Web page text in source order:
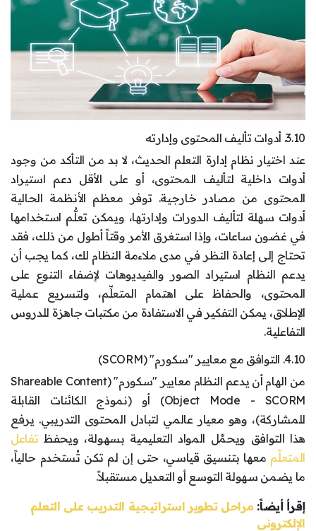
3.10. أدوات تأليف المحتوى وإدارته
عند اختيار نظام إدارة التعلم الحديث، لا بد من التأكد من وجود
أدوات داخلية لتأليف المحتوى، أو على الأقل دعم استيراد
المحتوى من مصادر خارجية. توفر معظم الأنظمة الحالية
أدوات سهلة لتأليف الدورات وإدارتها، ويمكن تعلُّم استخدامها
في غضون ساعات، وإذا استغرق الأمر وقتاً أطول من ذلك، فقد
تحتاج إلى إعادة النظر في مدى ملاءمة النظام لك، كما يجب أن
يدعم النظام استيراد الصور والفيديوهات لإضفاء التنوع على
المحتوى، والحفاظ على اهتمام المتعلِّم، ولتسريع عملية
الإطلاق، يمكن التفكير في الاستفادة من مكتبات جاهزة للدروس
التفاعلية.
4.10. التوافق مع معايير "سكورم" (SCORM)
من الهام أن يدعم النظام معايير "سكورم" (Shareable Content
Object Mode - SCORM) أو (نموذج الكائنات القابلة
للمشاركة)، وهو معيار عالمي لتبادل المحتوى التدريبي. يرفع
هذا التوافق ويحمِّل المواد التعليمية بسهولة، ويحفظ تفاعل
المتعلِّم معها بتنسيق قياسي، حتى إن لم تكن تُستخدم حالياً،
ما يضمن سهولة التوسع أو التعديل مستقبلاً.
إقرأ أيضاً: مراحل تطوير استراتيجية التدريب على التعلم
الإلكتروني